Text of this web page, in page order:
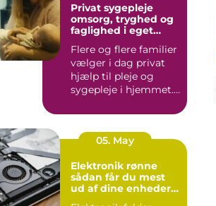
Privat sygepleje
omsorg, tryghed og
faglighed i eget
Flere og flere familier
vælger i dag privat
hjælp til pleje og
sygepleje i hjemmet.
05. May
Elektronik rønne
sådan får du mest
ud af dine enheder